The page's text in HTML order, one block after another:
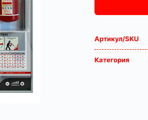
Артикул/SKU
Категория